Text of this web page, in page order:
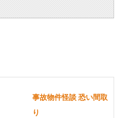
事故物件怪談 恐い間取
り